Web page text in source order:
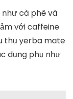
cà phê và
với caffeine
thụ yerba mate
dụng phụ như